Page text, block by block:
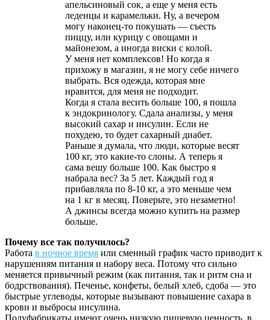
апельсиновый сок, а еще у меня есть
леденцы и карамельки. Ну, а вечером
могу наконец-то покушать — съесть
пиццу, или курицу с овощами и
майонезом, а иногда виски с колой.
У меня нет комплексов! Но когда я
прихожу в магазин, я не могу себе ничего
выбрать. Вся одежда, которая мне
нравится, для меня не подходит.
Когда я стала весить больше 100, я пошла
к эндокринологу. Сдала анализы, у меня
высокий сахар и инсулин. Если не
похудею, то будет сахарный диабет.
Раньше я думала, что люди, которые весят
100 кг, это какие-то слоны. А теперь я
сама вешу больше 100. Как быстро я
набрала вес? За 5 лет. Каждый год я
прибавляла по 8-10 кг, а это меньше чем
на 1 кг в месяц. Поверьте, это незаметно!
А джинсы всегда можно купить на размер
больше.
Почему все так получилось?
Работа в ночное время или сменный график часто приводит к
нарушениям питания и набору веса. Потому что сильно
меняется привычный режим (как питания, так и ритм сна и
бодрствования). Печенье, конфеты, белый хлеб, сдоба — это
быстрые углеводы, которые вызывают повышение сахара в
крови и выбросы инсулина.